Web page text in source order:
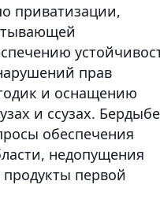
приватизации,
прав
и оснащению
и ссузах.
обеспечения
недопущения
первой